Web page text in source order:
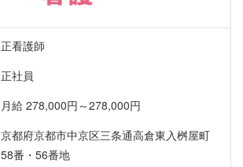
正看護師
正社員
月給 278,000円～278,000円
京都府京都市中京区三条通高倉東入桝屋町
58番・56番地